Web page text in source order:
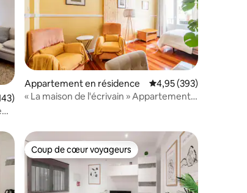
: 4,95 sur 5
moyenne sur la base de 143 commentaires : 4,94 sur 5
Appartement en résidence Évaluation moyenne
4,95 (393)
« La maison de l'écrivain » Appartement
Coup de cœur voyageurs
Coup de cœur voyageurs